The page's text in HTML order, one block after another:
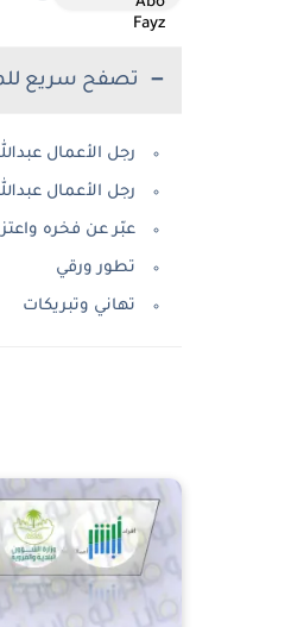
تصفح سريع
رجل الأعمال
رجل الأعمال
عبّر عن فخره
تطور ورقي
تهاني وتبريكات